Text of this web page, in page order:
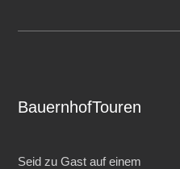
BauernhofTouren
Seid zu Gast auf einem